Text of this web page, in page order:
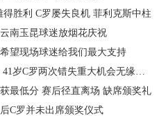
胜利 C罗屡失良机 菲利克斯中柱
南玉昆球迷放烟花庆祝
望现场球迷给我们最大支持
C罗两次错失重大机会无缘首冠
最低分 赛后径直离场 缺席颁奖礼
C罗并未出席颁奖仪式